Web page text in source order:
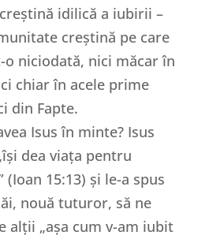
idilică a iubirii –
creștină pe care
o niciodată, nici măcar în
chiar în acele prime
din Fapte.
Isus în minte? Isus
dea viața pentru
(Ioan 15:13) și le-a spus
nouă tuturor, să ne
alții „așa cum v-am iubit